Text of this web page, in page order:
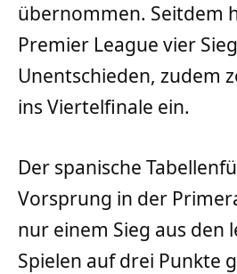
übernommen. Seitdem
Premier League vier
Unentschieden, zudem
ins Viertelfinale ein.
Der spanische
Vorsprung in der
nur einem Sieg aus den
Spielen auf drei Punkte